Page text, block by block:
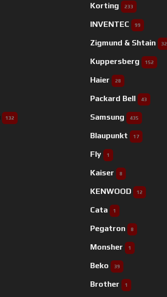
132
Korting 233
INVENTEC 99
Zigmund & Shtain 32
Kuppersberg 152
Haier 28
Packard Bell 43
Samsung 435
Blaupunkt 17
Fly 1
Kaiser 8
KENWOOD 12
Cata 1
Pegatron 8
Monsher 1
Beko 39
Brother 1